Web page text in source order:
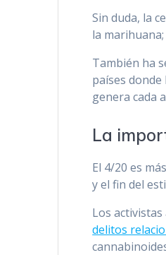
Sin duda, la
la
También ha
países donde
genera cada
La
El 4/20 es
y el fin del
Los
delitos